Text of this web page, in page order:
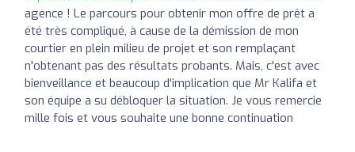
agence ! Le parcours pour obtenir mon offre de prêt a
été très compliqué, à cause de la démission de mon
courtier en plein milieu de projet et son remplaçant
n'obtenant pas des résultats probants. Mais, c'est avec
bienveillance et beaucoup d'implication que Mr Kalifa et
son équipe a su débloquer la situation. Je vous remercie
mille fois et vous souhaite une bonne continuation